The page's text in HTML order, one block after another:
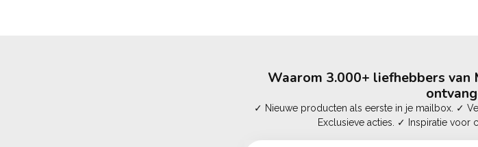
Waarom 3.000+ liefhebbers
✓ Nieuwe producten als eerste in je mailbox. ✓
Exclusieve acties. ✓ Inspiratie voor